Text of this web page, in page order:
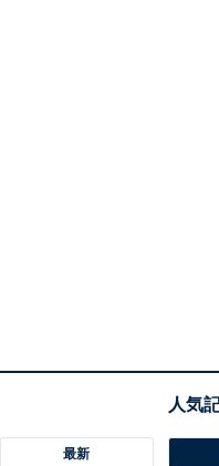
最新